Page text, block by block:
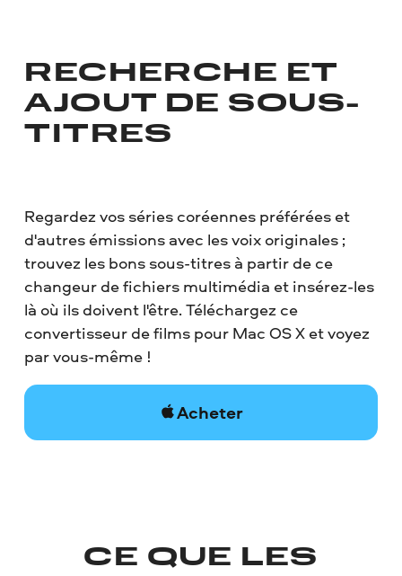
RECHERCHE ET
AJOUT DE SOUS-
TITRES
Regardez vos séries coréennes préférées et
d'autres émissions avec les voix originales ;
trouvez les bons sous-titres à partir de ce
changeur de fichiers multimédia et insérez-les
là où ils doivent l'être. Téléchargez ce
convertisseur de films pour Mac OS X et voyez
par vous-même !
Acheter
CE QUE LES